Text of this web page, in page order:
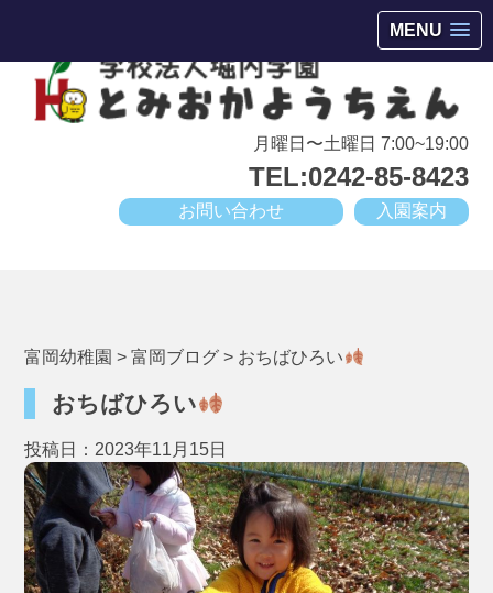
MENU
月曜日〜土曜日 7:00~19:00
TEL:0242-85-8423
入園案内
お問い合わせ
富岡幼稚園 >富岡ブログ > おちばひろい
おちばひろい
投稿日：2023年11月15日